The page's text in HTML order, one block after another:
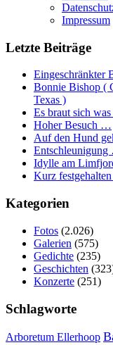
Impressum
Letzte Beiträge
Eingeschränkter
Bonnie Bishop (
Texas )
Es braut sich
Hoher Besuch …
Auf den Hund
Idylle am
Kurz
Kategorien
Fotos (2.026)
Galerien (575)
Gedichte (235)
Geschichten
Konzerte (251)
Schlagworte
Arboretum Ellerhoop